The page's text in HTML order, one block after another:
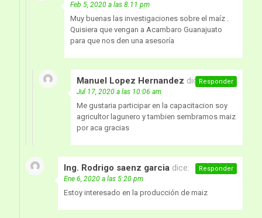
Feb 5, 2020 a las 8:11 pm
Muy buenas las investigaciones sobre el maíz .
Quisiera que vengan a Acambaro Guanajuato
para que nos den una asesoría
Manuel Lopez Hernandez dice:
Jul 17, 2020 a las 10:06 am
Me gustaria participar en la capacitacion soy
agricultor lagunero y tambien sembramos maiz
por aca gracias
Responder
Ing. Rodrigo saenz garcia dice:
Ene 6, 2020 a las 5:20 pm
Estoy interesado en la producción de maiz
Responder